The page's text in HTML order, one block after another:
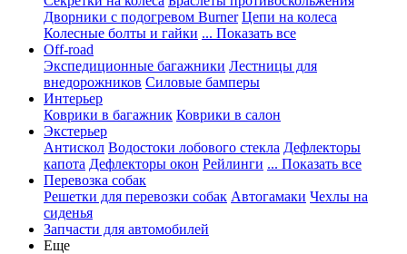
Дворники с подогревом Burner Цепи на колеса
Колесные болты и гайки ... Показать все
Off-road
Экспедиционные багажники Лестницы для
внедорожников Силовые бамперы
Интерьер
Коврики в багажник Коврики в салон
Экстерьер
Антискол Водостоки лобового стекла Дефлекторы
капота Дефлекторы окон Рейлинги ... Показать все
Перевозка собак
Решетки для перевозки собак Автогамаки Чехлы на
сиденья
Запчасти для автомобилей
Еще